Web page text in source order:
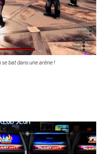
bat dans une arène !